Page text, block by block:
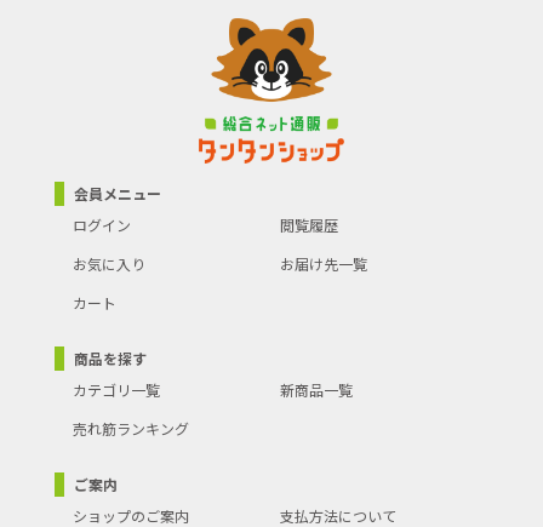
会員メニュー
ログイン
閲覧履歴
お気に入り
お届け先一覧
カート
商品を探す
カテゴリ一覧
新商品一覧
売れ筋ランキング
ご案内
ショップのご案内
支払方法について